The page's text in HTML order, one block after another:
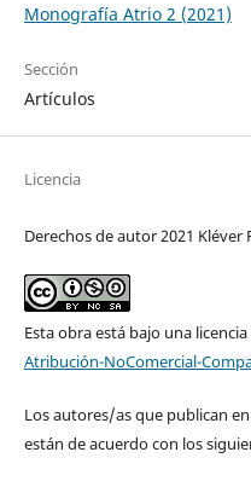
Monografía Atrio 2 (2021)
Sección
Artículos
Licencia
Derechos de autor 2021 Kléver
Esta obra está bajo una
Atribución-NoComercial-
Los autores/as que publican
están de acuerdo con los